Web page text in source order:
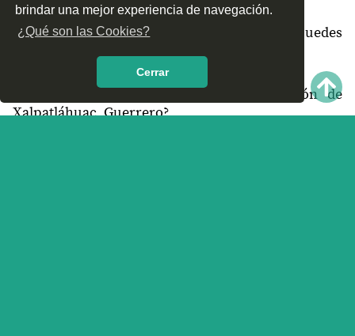
brindar una mejor experiencia de navegación.
¿Qué son las Cookies?
Cerrar
¿Cómo es el servicio de las Clínicas que puedes
¿Recomiendas las Clínicas de Rehabilitación de
Xalpatláhuac, Guerrero?